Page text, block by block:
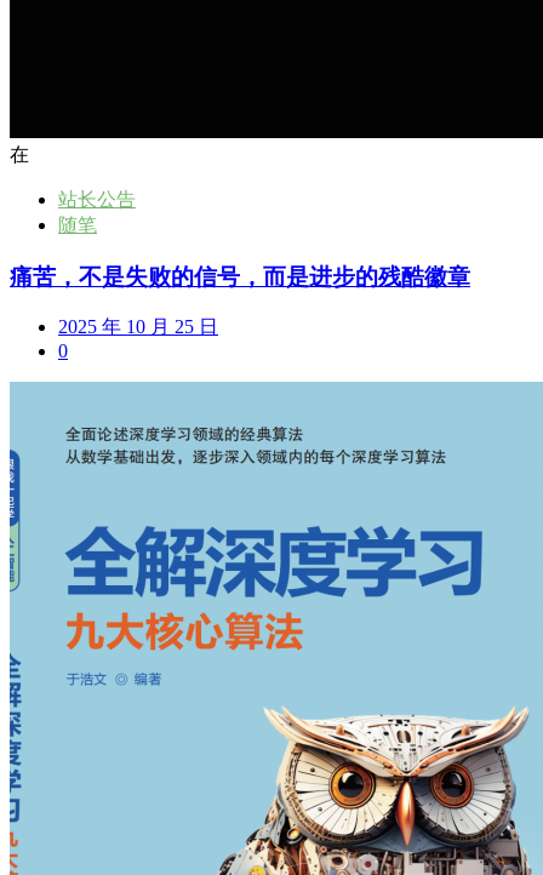
在
站长公告
随笔
痛苦，不是失败的信号，而是进步的残酷徽章
2025 年 10 月 25 日
0